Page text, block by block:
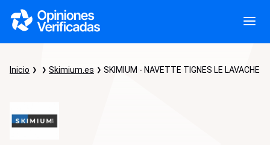
Inicio Skimium.es SKIMIUM - NAVETTE TIGNES LE LAVACHET